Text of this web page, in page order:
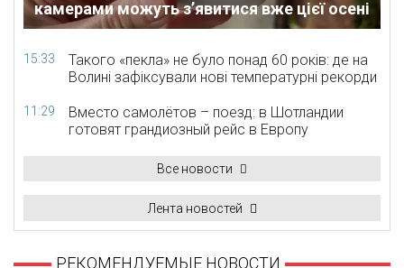
камерами можуть з’явитися вже цієї осені
15:33
Такого «пекла» не було понад 60 років: де на
Волині зафіксували нові температурні рекорди
11:29
Вместо самолётов – поезд: в Шотландии
готовят грандиозный рейс в Европу
Все новости
Лента новостей
РЕКОМЕНДУЕМЫЕ НОВОСТИ